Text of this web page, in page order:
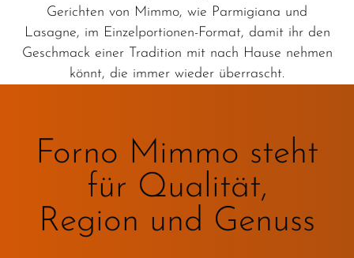
Gerichten von Mimmo, wie Parmigiana und
Lasagne, im Einzelportionen-Format, damit ihr den
Geschmack einer Tradition mit nach Hause nehmen
könnt, die immer wieder überrascht.
Forno Mimmo steht
für Qualität,
Region und Genuss